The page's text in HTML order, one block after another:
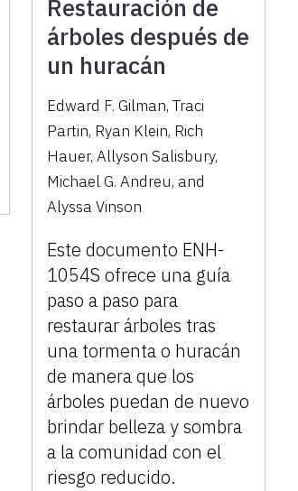
Restauración de
árboles después de
un huracán
Edward F. Gilman, Traci
Partin, Ryan Klein, Rich
Hauer, Allyson Salisbury,
Michael G. Andreu, and
Alyssa Vinson
Este documento ENH-
1054S ofrece una guía
paso a paso para
restaurar árboles tras
una tormenta o huracán
de manera que los
árboles puedan de nuevo
brindar belleza y sombra
a la comunidad con el
riesgo reducido.